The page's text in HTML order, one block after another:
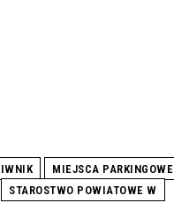
MIEJSCA PARKINGOWE
STAROSTWO POWIATOWE W